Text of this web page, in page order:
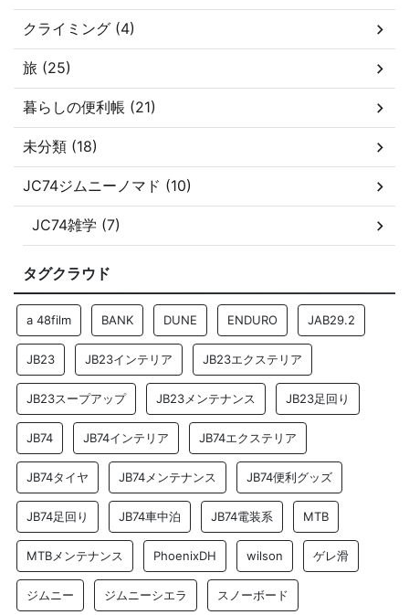
クライミング (4)
旅 (25)
暮らしの便利帳 (21)
未分類 (18)
JC74ジムニーノマド (10)
JC74雑学 (7)
タグクラウド
a 48film BANK DUNE ENDURO JAB29.2
JB23 JB23インテリア JB23エクステリア
JB23スープアップ JB23メンテナンス JB23足回り
JB74 JB74インテリア JB74エクステリア
JB74タイヤ JB74メンテナンス JB74便利グッズ
JB74足回り JB74車中泊 JB74電装系 MTB
MTBメンテナンス PhoenixDH wilson ゲレ滑
ジムニー ジムニーシエラ スノーボード